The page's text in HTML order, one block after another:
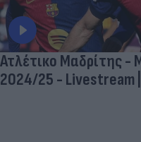
Ατλέτικο Μαδρίτης -
2024/25 - Livestream |